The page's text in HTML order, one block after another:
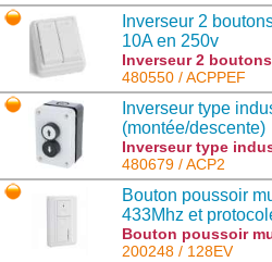
Inverseur 2
10A en 250v
Inverseur 2
en 250v : ACPPEF
480550 / ACPPEF
Inverseur type
(montée/descente)
Inverseur type
(montée/descente) :
480679 / ACP2
Bouton poussoir
433Mhz et
Bouton poussoir
433Mhz et
200248 / 128EV